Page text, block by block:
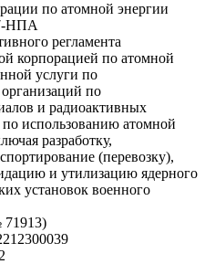
по атомной энергии
НПА
регламента
корпорацией по атомной
услуги по
по
и радиоактивных
использованию атомной
разработку,
(перевозку),
и утилизацию ядерного
установок военного
71913)